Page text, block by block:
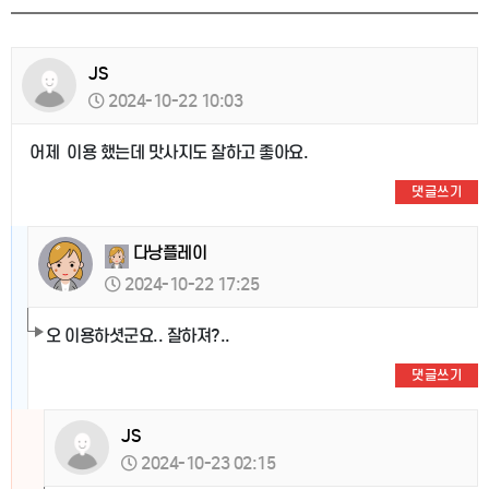
JS
2024-10-22 10:03
어제 이용 했는데 맛사지도 잘하고 좋아요.
댓글쓰기
다낭플레이
2024-10-22 17:25
오 이용하셧군요.. 잘하져?..
댓글쓰기
JS
2024-10-23 02:15